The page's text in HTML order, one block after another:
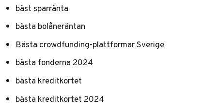
bäst sparränta
bästa bolåneräntan
Bästa crowdfunding-plattformar Sverige
bästa fonderna 2024
bästa kreditkortet
bästa kreditkortet 2024